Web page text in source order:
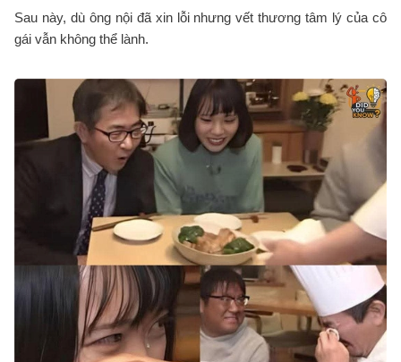
Sau này, dù ông nội đã xin lỗi nhưng vết thương tâm lý của cô
gái vẫn không thể lành.